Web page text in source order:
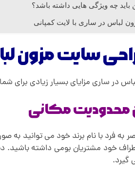
باید چه ویژگی هایی داشته باشد؟
لباس در ساری با لایت کمپانی
سایت مزون
در ساری مزایای بسیار زیادی برای
محدودیت مکانی
خود مشتریان بومی داشته باشید.
گیرد.